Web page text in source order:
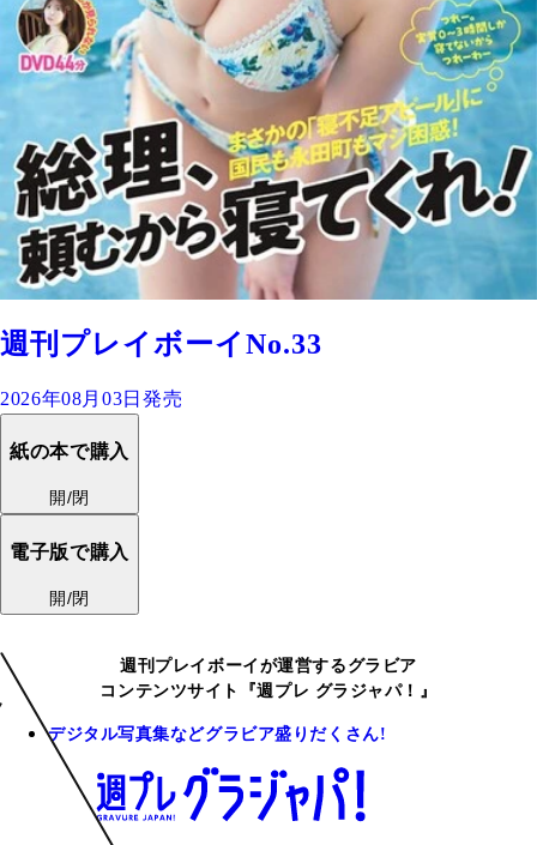
週刊プレイボーイNo.33
2026年08月03日発売
紙の本で購入
開/閉
電子版で購入
開/閉
週刊プレイボーイが運営するグラビア
コンテンツサイト『週プレ グラジャパ！』
デジタル写真集などグラビア盛りだくさん!